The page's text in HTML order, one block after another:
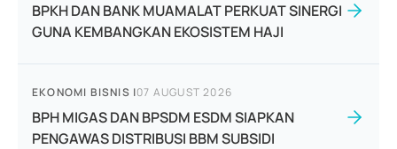
BPKH DAN BANK MUAMALAT PERKUAT SINERGI
GUNA KEMBANGKAN EKOSISTEM HAJI
EKONOMI BISNIS |07 AUGUST 2026
BPH MIGAS DAN BPSDM ESDM SIAPKAN
PENGAWAS DISTRIBUSI BBM SUBSIDI